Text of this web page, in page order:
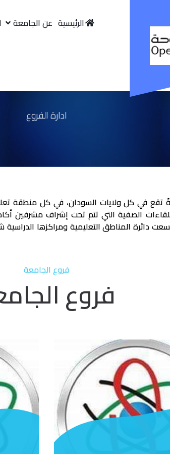
الرئيسية عن الجامعة
ادارة الفروع
في كل ولايات السودان، في كل منطقة
الصفية التي تتم تحت إشراف مشرفين
دائرة المناطق التعليمية ومراكزها
فروع الجامعة
فروع